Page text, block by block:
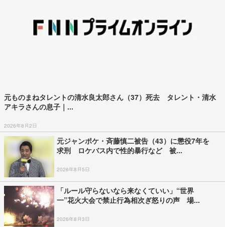
元ものまねタレントの清水良太郎さん（37）死去 タレント・清水
アキラさんの息子｜...
2026年8月2日
元ジャンポケ・斉藤慎二被告（43）に懲役7年を
求刑 ロケバス内で性的暴行など 被...
2026年8月5日
「ルール守らないなら来なくていい」“世界
一”花火大会で禁止行為相次ぎ怒りの声 場...
2026年8月3日